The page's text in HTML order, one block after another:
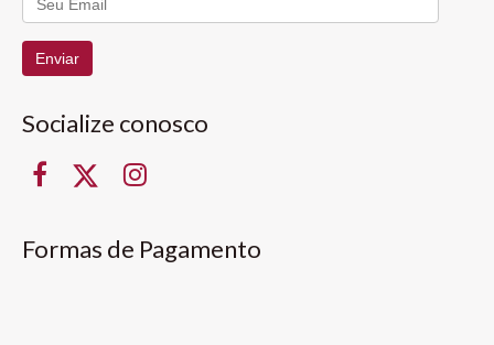
Enviar
Socialize conosco
Formas de Pagamento